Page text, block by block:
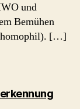
und
Bemühen
homophil). […]